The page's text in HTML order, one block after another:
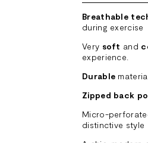
Breathable
during exercise
Very soft and
experience.
Durable
Zipped back
Micro-
distinctive style